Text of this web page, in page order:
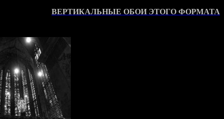
ВЕРТИКАЛЬНЫЕ ОБОИ ЭТОГО ФОРМАТА